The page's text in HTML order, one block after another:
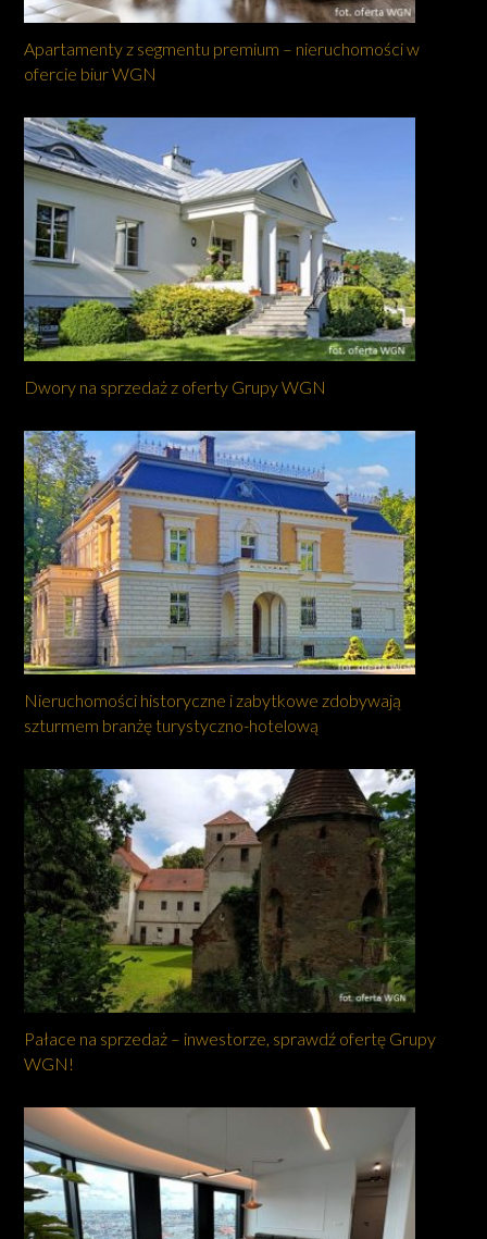
Apartamenty z segmentu premium – nieruchomości w
ofercie biur WGN
Dwory na sprzedaż z oferty Grupy WGN
Nieruchomości historyczne i zabytkowe zdobywają
szturmem branżę turystyczno-hotelową
Pałace na sprzedaż – inwestorze, sprawdź ofertę Grupy
WGN!